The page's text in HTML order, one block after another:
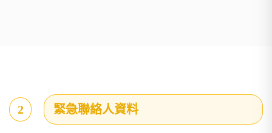
2 緊急聯絡人資料